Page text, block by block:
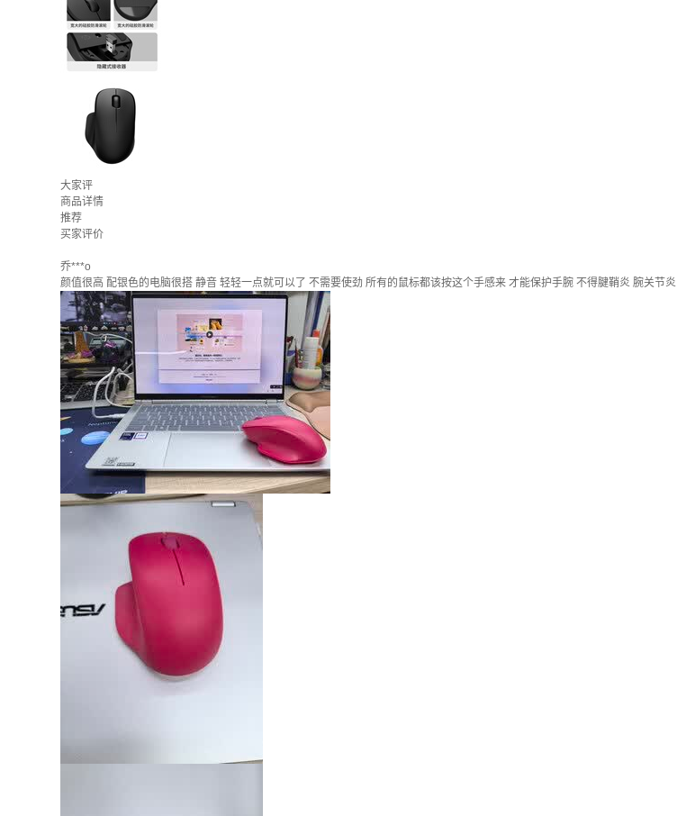
大家评
商品详情
推荐
买家评价
乔***o
颜值很高 配银色的电脑很搭 静音 轻轻一点就可以了 不需要使劲 所有的鼠标都该按这个手感来 才能保护手腕 不得腱鞘炎 腕关节炎